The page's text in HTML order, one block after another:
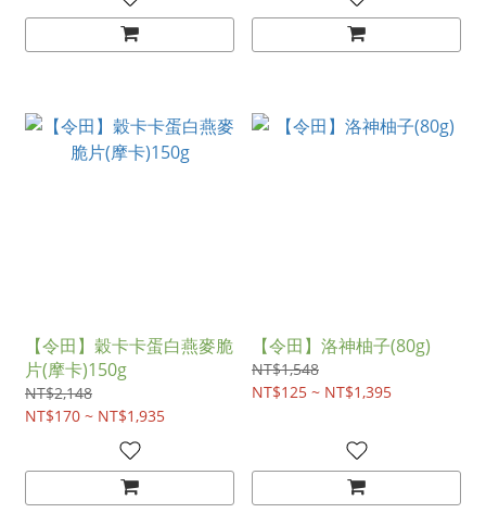
【令田】穀卡卡蛋白燕麥脆
片(摩卡)150g
NT$2,148
NT$170 ~ NT$1,935
【令田】洛神柚子(80g)
NT$1,548
NT$125 ~ NT$1,395